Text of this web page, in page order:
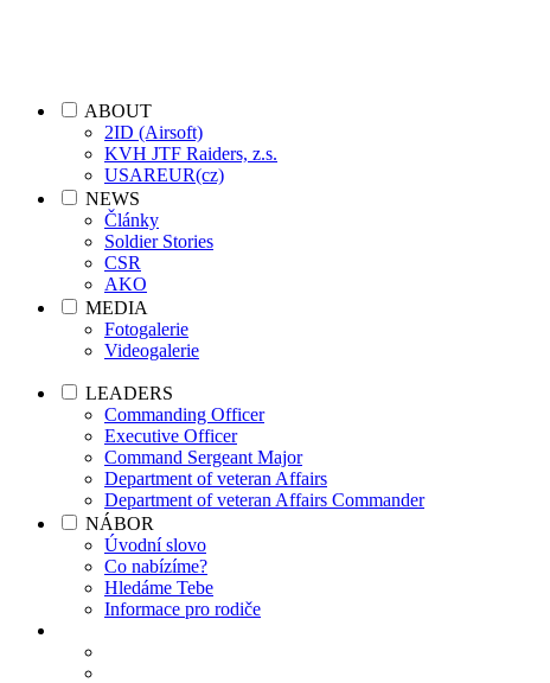
ABOUT
2ID (Airsoft)
KVH JTF Raiders, z.s.
USAREUR(cz)
NEWS
Články
Soldier Stories
CSR
AKO
MEDIA
Fotogalerie
Videogalerie
LEADERS
Commanding Officer
Executive Officer
Command Sergeant Major
Department of veteran Affairs
Department of veteran Affairs Commander
NÁBOR
Úvodní slovo
Co nabízíme?
Hledáme Tebe
Informace pro rodiče